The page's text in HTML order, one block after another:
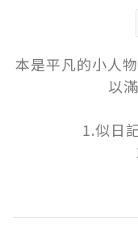
本是平凡的小人
以
1.似日